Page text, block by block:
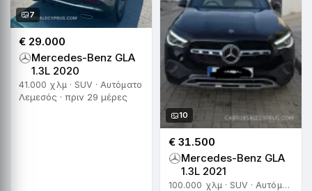
7
€ 29.000
Mercedes-Benz GLA
1.3L 2020
41.000 χλμ · SUV · Αυτόματο
Λεμεσός · πριν 29 μέρες
10
€ 31.500
Mercedes-Benz GLA
1.3L 2021
100.000 χλμ · SUV · Αυτόματο